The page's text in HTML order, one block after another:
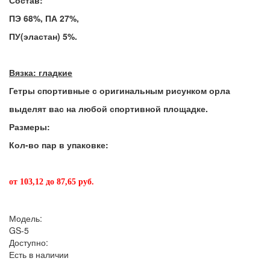
ПЭ 68%, ПА 27%,
ПУ(эластан) 5%.
Вязка: гладкие
Гетры спортивные с оригинальным рисунком орла
выделят вас на любой спортивной площадке.
Размеры:
Кол-во пар в упаковке:
от 103,12 до 87,65 руб.
Модель:
GS-5
Доступно:
Есть в наличии